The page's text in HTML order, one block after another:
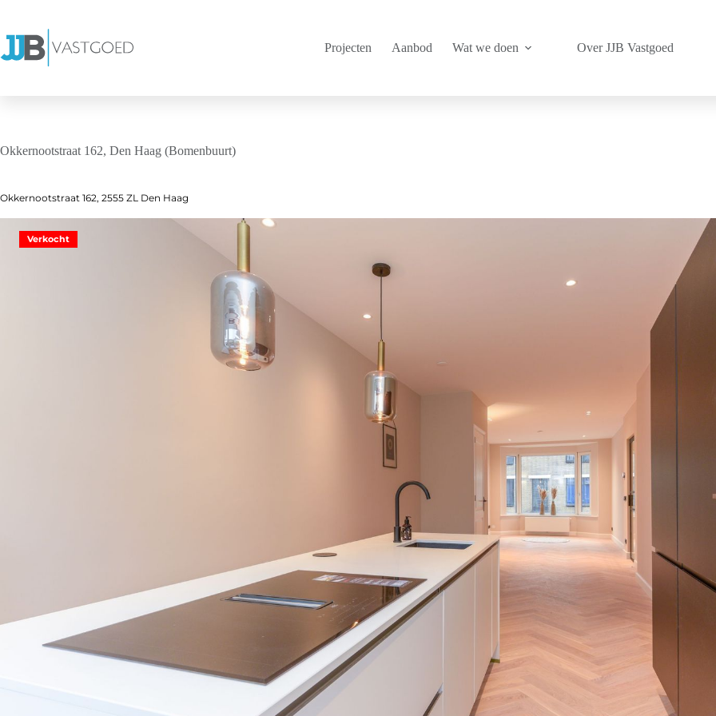
de
inhoud
Projecten Aanbod Wat we doen Over JJB Vastgoed
Okkernootstraat 162, Den Haag (Bomenbuurt)
Okkernootstraat 162, 2555 ZL Den Haag
Verkocht